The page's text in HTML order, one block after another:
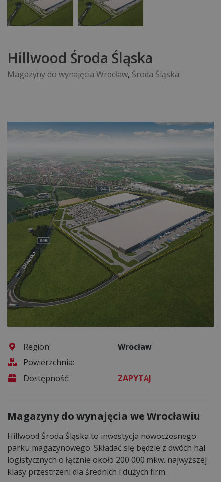
Hillwood Środa Śląska
Magazyny do wynajęcia Wrocław, Środa Śląska
Region:
Wrocław
Powierzchnia:
Dostępność:
ZAPYTAJ
Magazyny do wynajęcia we Wrocławiu
Hillwood Środa Śląska to inwestycja nowoczesnego
parku magazynowego. Składać się będzie z dwóch hal
logistycznych o łącznie około 200 000 mkw. najwyższej
klasy przestrzeni dla średnich i dużych firm.